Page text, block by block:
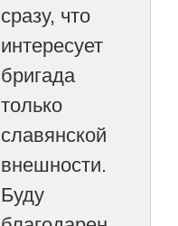
сразу, что
интересует
бригада
только
славянской
внешности.
Буду